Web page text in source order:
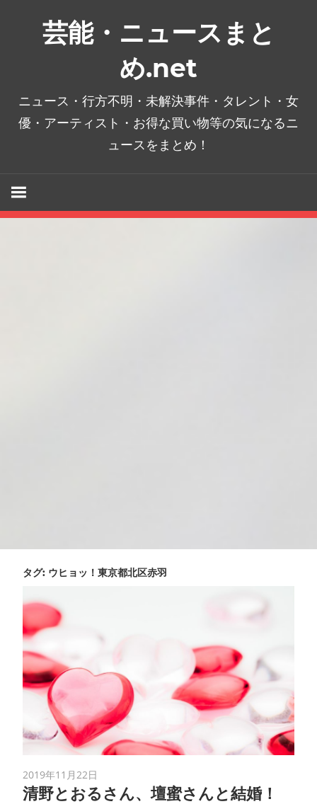
芸能・ニュースまと
め.net
ニュース・行方不明・未解決事件・タレント・女
優・アーティスト・お得な買い物等の気になるニ
ュースをまとめ！
タグ: ウヒョッ！東京都北区赤羽
2019年11月22日
清野とおるさん、壇蜜さんと結婚！